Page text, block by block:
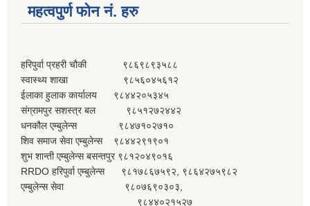
महत्वपुर्ण फोन नं. हरु
हरिपुर्वा प्रहरी चौकी ९८६९८९३५८८
स्वास्थ्य शाखा ९८५६०४५६१२
ईलाका हुलाक कार्यालय ९८४४२०५३४५
संग्रामपुर सशस्त्र बल ९८५१२७२४४२
धनकौल एम्बुलेन्स ९८४७१०२७१०
शिव समाज सेवा एम्बुलेन्स ९८४४२९१९०१
शुभ शान्ती एम्बुलेन्स बसन्तपुर ९८१२०४९०१६
RRDO हरिपुर्वा एम्बुलेन्स ९८१७८६७५९२, ९८६४२७५९८२
एम्बुलेन्स सेवा ९८०७६९०३०३,
९८४४०२१५२७